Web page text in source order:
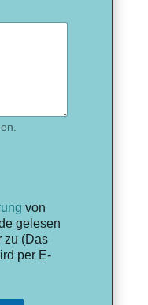
von
gelesen
zu (Das
per E-